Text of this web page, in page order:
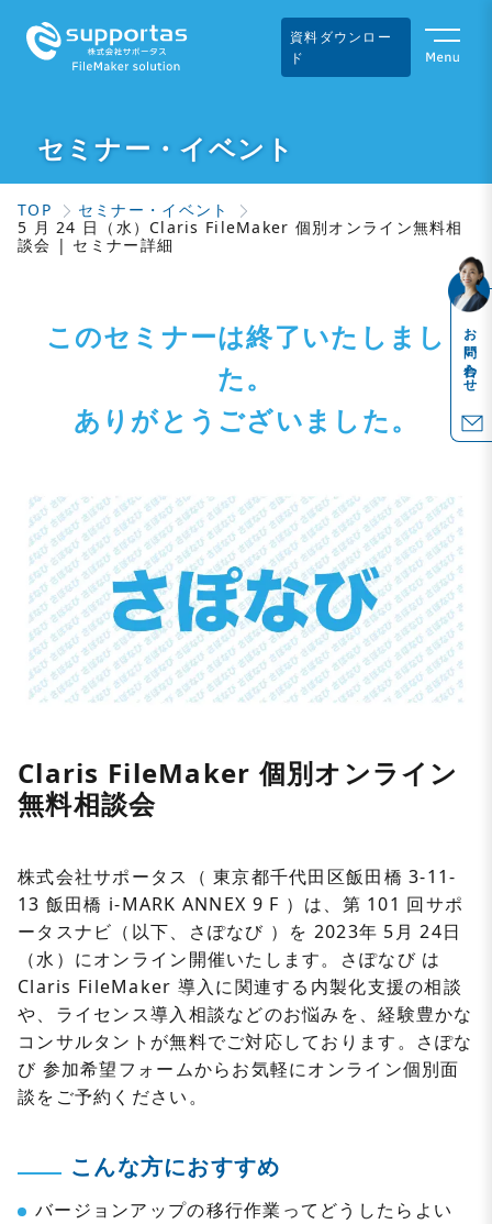
資料ダウンロー
ド
お問い合わせ
セミナー・イベント
TOP
セミナー・イベント
5 月 24 日（水）Claris FileMaker 個別オンライン無料相
談会 | セミナー詳細
このセミナーは終了いたしまし
た。
ありがとうございました。
Claris FileMaker 個別オンライン
無料相談会
株式会社サポータス（ 東京都千代田区飯田橋 3-11-
13 飯田橋 i-MARK ANNEX 9 F ）は、第 101 回サポ
ータスナビ（以下、さぽなび ）を 2023年 5月 24日
（水）にオンライン開催いたします。さぽなび は
Claris FileMaker 導入に関連する内製化支援の相談
や、ライセンス導入相談などのお悩みを、経験豊かな
コンサルタントが無料でご対応しております。さぽな
び 参加希望フォームからお気軽にオンライン個別面
談をご予約ください。
こんな方におすすめ
バージョンアップの移行作業ってどうしたらよい